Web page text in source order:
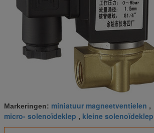
Markeringen: miniatuur magneetventielen ,
micro- solenoïdeklep , kleine solenoïdeklep